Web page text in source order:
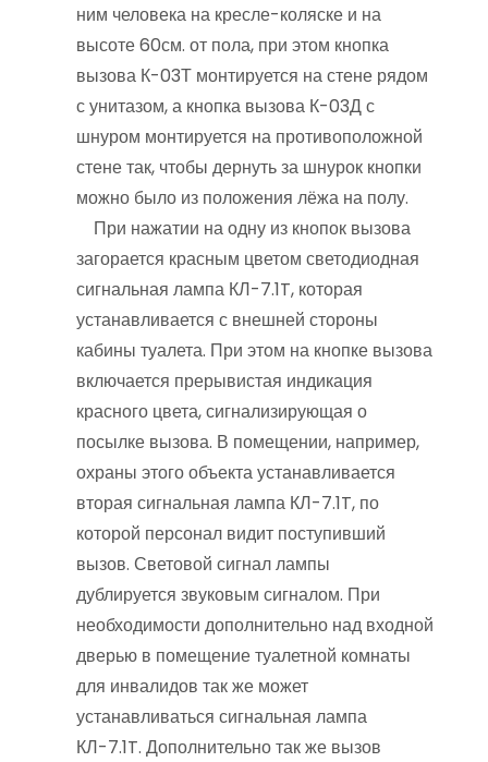
ним человека на кресле-коляске и на
высоте 60см. от пола, при этом кнопка
вызова К-03Т монтируется на стене рядом
с унитазом, а кнопка вызова К-03Д с
шнуром монтируется на противоположной
стене так, чтобы дернуть за шнурок кнопки
можно было из положения лёжа на полу.
При нажатии на одну из кнопок вызова
загорается красным цветом светодиодная
сигнальная лампа КЛ-7.1T, которая
устанавливается с внешней стороны
кабины туалета. При этом на кнопке вызова
включается прерывистая индикация
красного цвета, сигнализирующая о
посылке вызова. В помещении, например,
охраны этого объекта устанавливается
вторая сигнальная лампа КЛ-7.1T, по
которой персонал видит поступивший
вызов. Световой сигнал лампы
дублируется звуковым сигналом. При
необходимости дополнительно над входной
дверью в помещение туалетной комнаты
для инвалидов так же может
устанавливаться сигнальная лампа
КЛ-7.1T. Дополнительно так же вызов